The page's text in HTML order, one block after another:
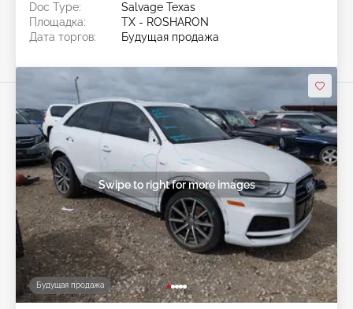
Doc Type:
Salvage Texas
Площадка:
TX - ROSHARON
Дата торгов:
Будущая продажа
Будущая продажа
Swipe to right for more images